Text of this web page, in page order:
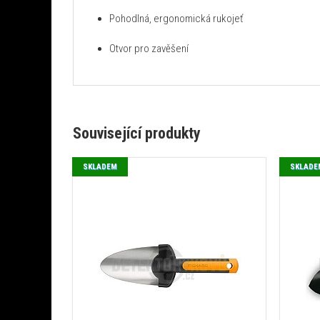
Pohodlná, ergonomická rukojeť
Otvor pro zavěšení
Související produkty
SKLADEM